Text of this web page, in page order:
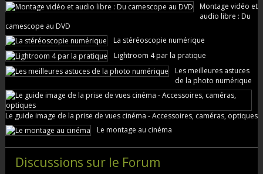
Montage vidéo et
audio libre : Du
camescope au DVD
La stéréoscopie numérique
Lightroom 4 par la pratique
Les meilleures astuces
de la photo numérique
Le guide image de la prise de vues cinéma - Accessoires, caméras, optiques
Le montage au cinéma
Discussions sur le Forum